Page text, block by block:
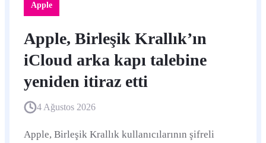
Apple
Apple, Birleşik Krallık’ın
iCloud arka kapı talebine
yeniden itiraz etti
4 Ağustos 2026
Apple, Birleşik Krallık kullanıcılarının şifreli